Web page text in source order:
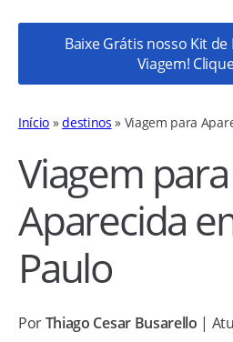
Baixe Grátis nosso Kit
Viagem!
Início »destinos » Viagem para
Viagem para
Aparecida
Paulo
PorThiago Cesar Busarello |